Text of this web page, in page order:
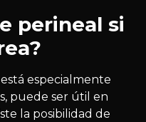
perineal si
especialmente
puede ser útil en
la posibilidad de